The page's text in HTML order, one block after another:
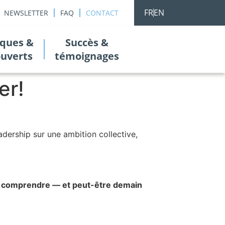
NEWSLETTER FAQ CONTACT FREN
&
Succès &
témoignages
sur une ambition collective,
comprendre — et peut-être demain